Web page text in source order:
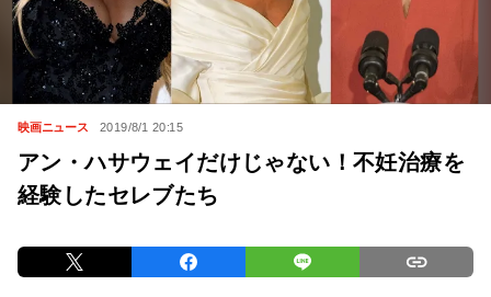
映画ニュース 2019/8/1 20:15
アン・ハサウェイだけじゃない！不妊治療を
経験したセレブたち